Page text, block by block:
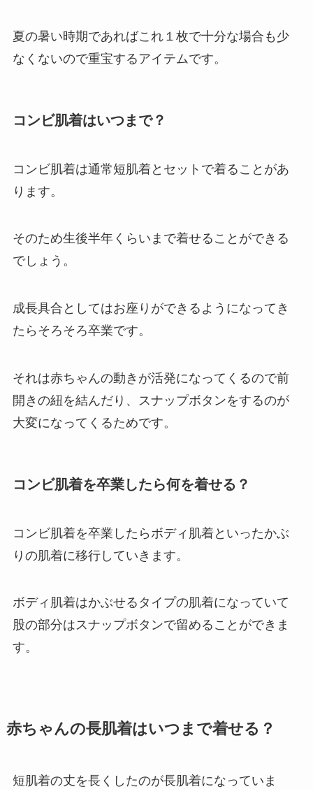
夏の暑い時期であればこれ１枚で十分な場合も少
なくないので重宝するアイテムです。
コンビ肌着はいつまで？
コンビ肌着は通常短肌着とセットで着ることがあ
ります。
そのため生後半年くらいまで着せることができる
でしょう。
成長具合としてはお座りができるようになってき
たらそろそろ卒業です。
それは赤ちゃんの動きが活発になってくるので前
開きの紐を結んだり、スナップボタンをするのが
大変になってくるためです。
コンビ肌着を卒業したら何を着せる？
コンビ肌着を卒業したらボディ肌着といったかぶ
りの肌着に移行していきます。
ボディ肌着はかぶせるタイプの肌着になっていて
股の部分はスナップボタンで留めることができま
す。
赤ちゃんの長肌着はいつまで着せる？
短肌着の丈を長くしたのが長肌着になっていま